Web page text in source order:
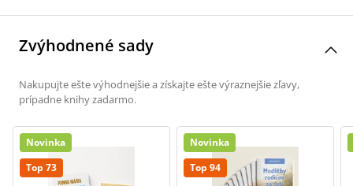
Zvýhodnené sady
Nakupujte ešte výhodnejšie a získajte ešte výraznejšie zľavy,
prípadne knihy zadarmo.
Novinka
Top 73
Novinka
Top 94